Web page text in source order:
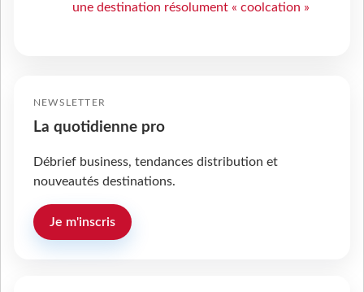
une destination résolument « coolcation »
NEWSLETTER
La quotidienne pro
Débrief business, tendances distribution et
nouveautés destinations.
Je m'inscris